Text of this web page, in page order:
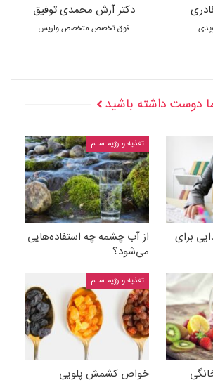
دکتر آرش محمدی توفیق
فوق تخصص متخصص واریس
دوست داشته باشید
برای
تغذیه و رژیم سالم
از آب چشمه چه استفاده‌هایی
می‌شود؟
تغذیه و رژیم سالم
خواص کشمش پلویی